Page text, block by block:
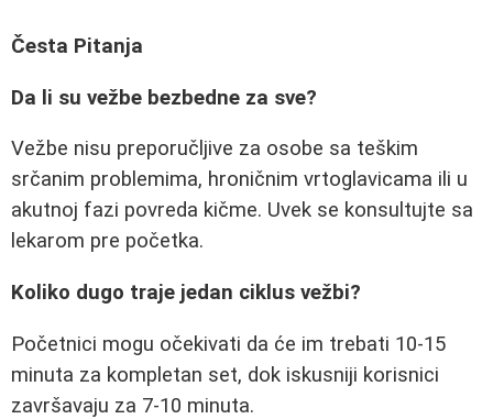
Česta Pitanja
Da li su vežbe bezbedne za sve?
Vežbe nisu preporučljive za osobe sa teškim
srčanim problemima, hroničnim vrtoglavicama ili u
akutnoj fazi povreda kičme. Uvek se konsultujte sa
lekarom pre početka.
Koliko dugo traje jedan ciklus vežbi?
Početnici mogu očekivati da će im trebati 10-15
minuta za kompletan set, dok iskusniji korisnici
završavaju za 7-10 minuta.